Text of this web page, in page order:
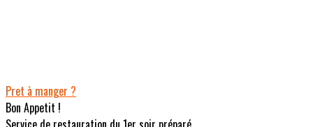
Pret à manger ?
Bon Appetit !